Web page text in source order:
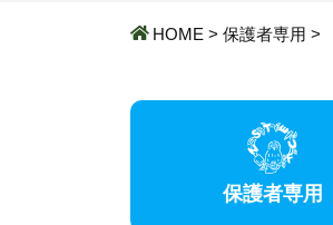
HOME > 保護者専用 >
保護者専用